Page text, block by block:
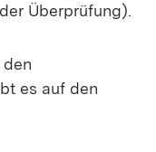
Überprüfung).
es auf den